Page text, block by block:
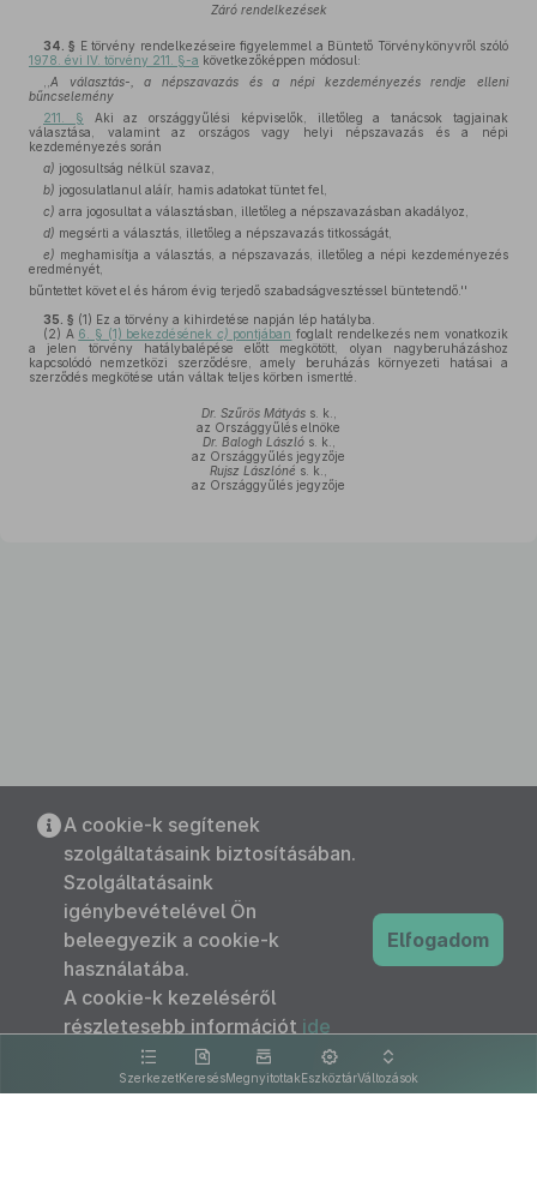
Záró rendelkezések
34. § E törvény rendelkezéseire figyelemmel a Büntető Törvénykönyvről szóló
1978. évi IV. törvény 211. §-a következőképpen módosul:
A választás-, a népszavazás és a népi kezdeményezés rendje elleni
bűncselemény
211. § Aki az országgyűlési képviselők, illetőleg a tanácsok tagjainak
választása, valamint az országos vagy helyi népszavazás és a népi
kezdeményezés során
a) jogosultság nélkül szavaz,
b) jogosulatlanul aláír, hamis adatokat tüntet fel,
c) arra jogosultat a választásban, illetőleg a népszavazásban akadályoz,
d) megsérti a választás, illetőleg a népszavazás titkosságát,
e) meghamisítja a választás, a népszavazás, illetőleg a népi kezdeményezés
eredményét,
bűntettet követ el és három évig terjedő szabadságvesztéssel büntetendő.''
35. § (1) Ez a törvény a kihirdetése napján lép hatályba.
(2) A 6. § (1) bekezdésének c) pontjában foglalt rendelkezés nem vonatkozik
a jelen törvény hatálybalépése előtt megkötött, olyan nagyberuházáshoz
kapcsolódó nemzetközi szerződésre, amely beruházás környezeti hatásai a
szerződés megkötése után váltak teljes körben ismertté.
Dr. Szűrös Mátyáss. k.,
az Országgyűlés elnöke
Dr. Balogh Lászlós. k.,
az Országgyűlés jegyzője
Rujsz Lászlóné s. k.,
az Országgyűlés jegyzője
SzerkezetKeresésMegnyitottakEszköztárVáltozások
A cookie-k segítenek
szolgáltatásaink biztosításában.
Szolgáltatásaink
igénybevételével Ön
beleegyezik a cookie-k
használatába.
A cookie-k kezeléséről
részletesebb információt ide
kattintva olvashat.
Elfogadom